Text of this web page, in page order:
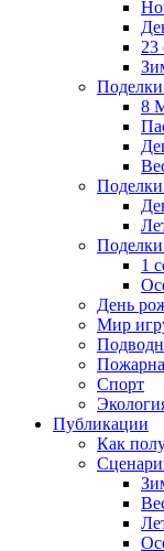
23
8
1
День
Мир
Спорт
Публикации
Как